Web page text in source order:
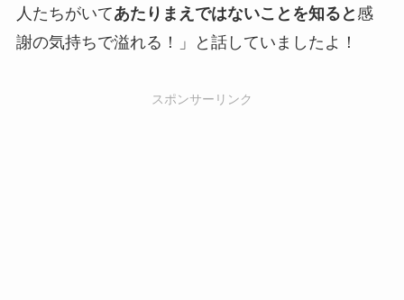
人たちがいてあたりまえではないことを知ると 感
謝の気持ちで溢れる！」と話していましたよ！
スポンサーリンク